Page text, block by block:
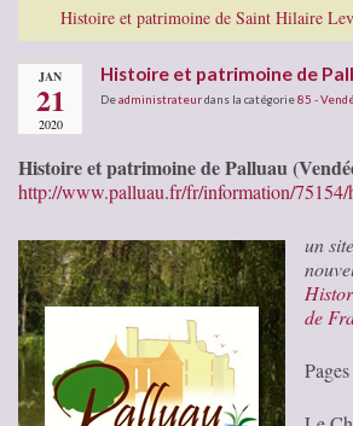
Histoire et patrimoine de Saint Hilaire
JAN
21
2020
Histoire et patrimoine de
Deadministrateurdans la catégorie85 -
Histoire et patrimoine de Palluau
http://www.palluau.fr/fr/information/75154/
un
de